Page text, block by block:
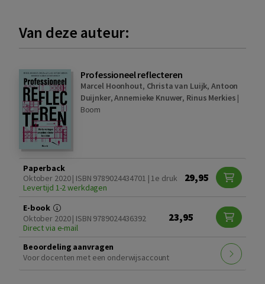
Van deze auteur:
Professioneel reflecteren
Marcel Hoonhout, Christa van Luijk,Antoon
Duijnker,Annemieke Knuwer, Rinus Merkies |
Boom
Paperback
Oktober 2020 | ISBN 9789024434701 | 1e druk
Levertijd 1-2 werkdagen
29,95
E-book
Oktober 2020 | ISBN 9789024436392
Direct via e-mail
23,95
Beoordeling aanvragen
Voor docenten met een onderwijsaccount